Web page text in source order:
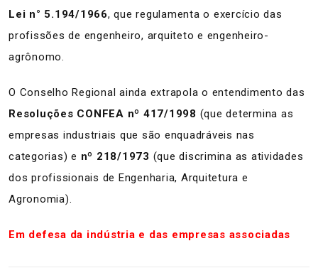
Lei n° 5.194/1966, que regulamenta o exercício das
profissões de engenheiro, arquiteto e engenheiro-
agrônomo.
O Conselho Regional ainda extrapola o entendimento das
Resoluções CONFEA nº 417/1998 (que determina as
empresas industriais que são enquadráveis nas
categorias) e nº 218/1973 (que discrimina as atividades
dos profissionais de Engenharia, Arquitetura e
Agronomia).
Em defesa da indústria e das empresas associadas